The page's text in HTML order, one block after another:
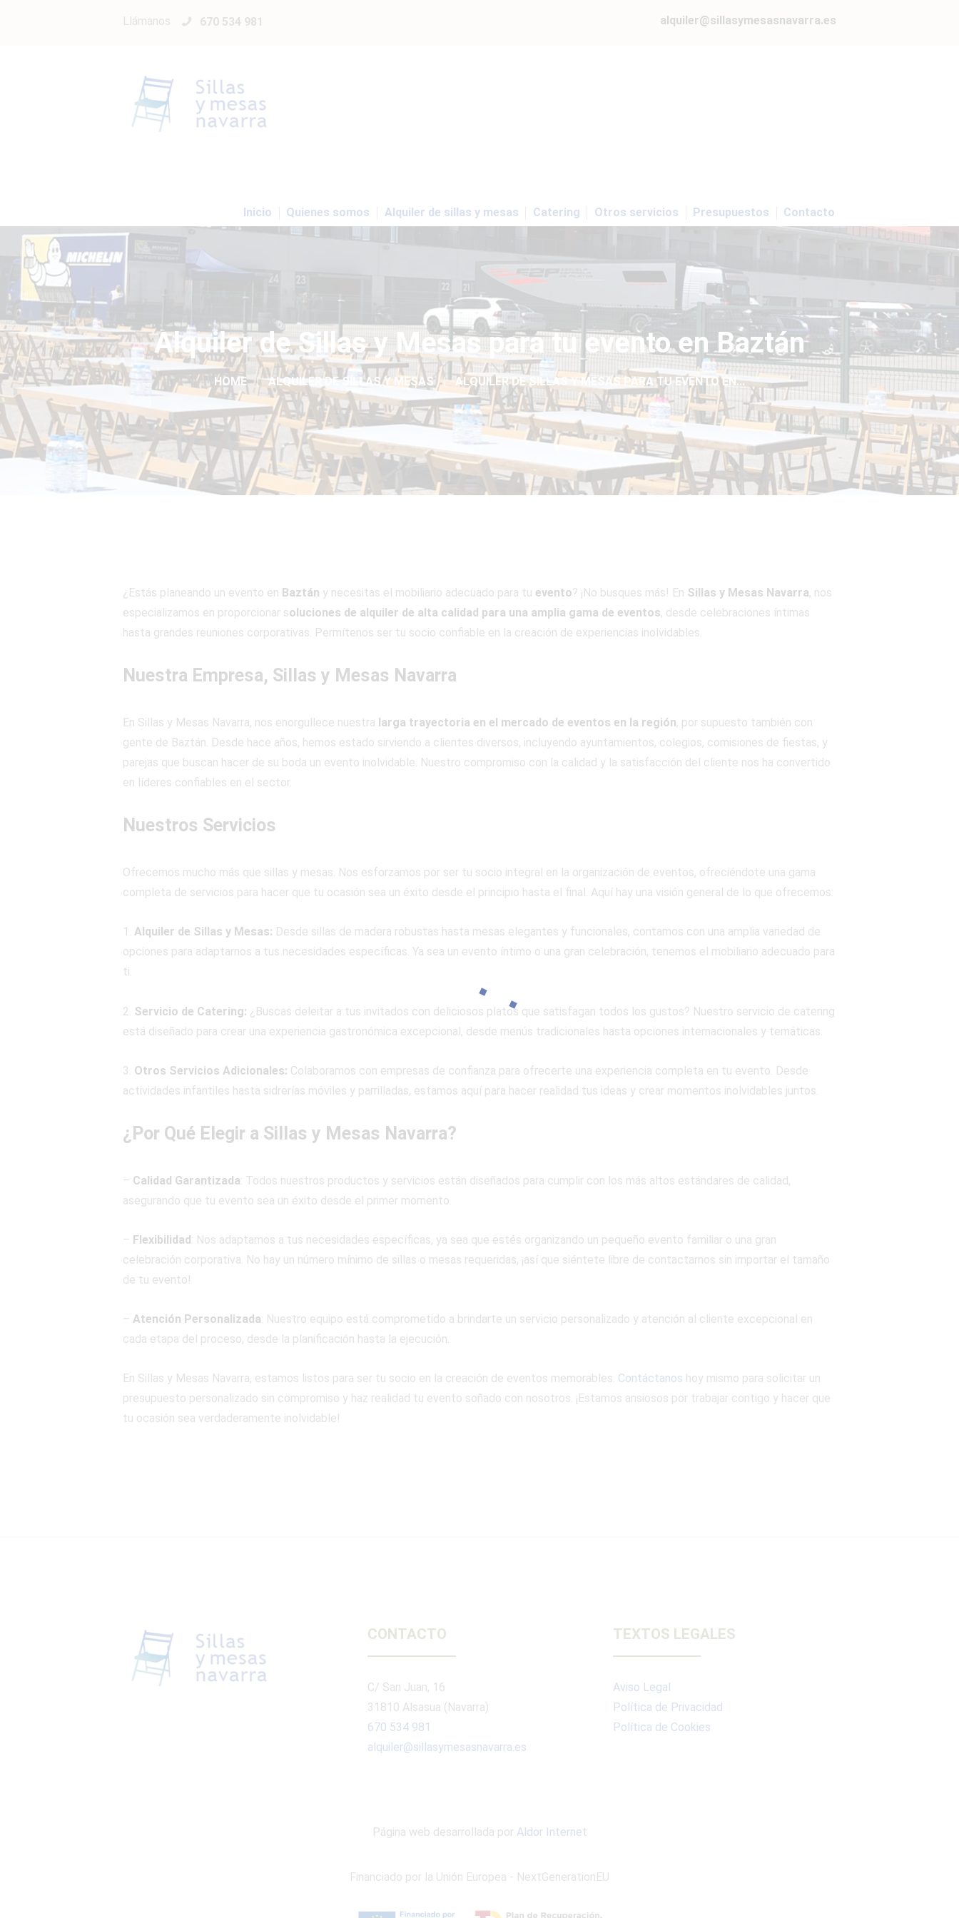
Llámanos 670 534 981 alquiler@sillasymesasnavarra.es
Inicio Quienes somos Alquiler de sillas y mesas Catering Otros servicios Presupuestos Contacto
Alquiler de Sillas y Mesas para tu evento en Baztán
HOME ALQUILER DE SILLAS Y MESAS ALQUILER DE SILLAS Y MESAS PARA TU EVENTO EN...
¿Estás planeando un evento en Baztán y necesitas el mobiliario adecuado para tu evento? ¡No busques más! En Sillas y Mesas Navarra, nos
especializamos en proporcionar soluciones de alquiler de alta calidad para una amplia gama de eventos, desde celebraciones íntimas
hasta grandes reuniones corporativas. Permítenos ser tu socio confiable en la creación de experiencias inolvidables.
Nuestra Empresa, Sillas y Mesas Navarra
En Sillas y Mesas Navarra, nos enorgullece nuestra larga trayectoria en el mercado de eventos en la región, por supuesto también con
gente de Baztán. Desde hace años, hemos estado sirviendo a clientes diversos, incluyendo ayuntamientos, colegios, comisiones de fiestas, y
parejas que buscan hacer de su boda un evento inolvidable. Nuestro compromiso con la calidad y la satisfacción del cliente nos ha convertido
en líderes confiables en el sector.
Nuestros Servicios
Ofrecemos mucho más que sillas y mesas. Nos esforzamos por ser tu socio integral en la organización de eventos, ofreciéndote una gama
completa de servicios para hacer que tu ocasión sea un éxito desde el principio hasta el final. Aquí hay una visión general de lo que ofrecemos:
1. Alquiler de Sillas y Mesas: Desde sillas de madera robustas hasta mesas elegantes y funcionales, contamos con una amplia variedad de
opciones para adaptarnos a tus necesidades específicas. Ya sea un evento íntimo o una gran celebración, tenemos el mobiliario adecuado para
ti.
2. Servicio de Catering: ¿Buscas deleitar a tus invitados con deliciosos platos que satisfagan todos los gustos? Nuestro servicio de catering
está diseñado para crear una experiencia gastronómica excepcional, desde menús tradicionales hasta opciones internacionales y temáticas.
3. Otros Servicios Adicionales: Colaboramos con empresas de confianza para ofrecerte una experiencia completa en tu evento. Desde
actividades infantiles hasta sidrerías móviles y parrilladas, estamos aquí para hacer realidad tus ideas y crear momentos inolvidables juntos.
¿Por Qué Elegir a Sillas y Mesas Navarra?
– Calidad Garantizada: Todos nuestros productos y servicios están diseñados para cumplir con los más altos estándares de calidad,
asegurando que tu evento sea un éxito desde el primer momento.
– Flexibilidad: Nos adaptamos a tus necesidades específicas, ya sea que estés organizando un pequeño evento familiar o una gran
celebración corporativa. No hay un número mínimo de sillas o mesas requeridas, ¡así que siéntete libre de contactarnos sin importar el tamaño
de tu evento!
– Atención Personalizada: Nuestro equipo está comprometido a brindarte un servicio personalizado y atención al cliente excepcional en
cada etapa del proceso, desde la planificación hasta la ejecución.
En Sillas y Mesas Navarra, estamos listos para ser tu socio en la creación de eventos memorables. Contáctanos hoy mismo para solicitar un
presupuesto personalizado sin compromiso y haz realidad tu evento soñado con nosotros. ¡Estamos ansiosos por trabajar contigo y hacer que
tu ocasión sea verdaderamente inolvidable!
CONTACTO
C/ San Juan, 16
31810 Alsasua (Navarra)
670 534 981
alquiler@sillasymesasnavarra.es
TEXTOS LEGALES
Aviso Legal
Política de Privacidad
Política de Cookies
Página web desarrollada por Aldor Internet
Financiado por la Unión Europea - NextGenerationEU